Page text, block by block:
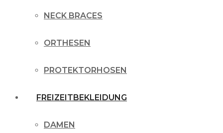
NECK BRACES
ORTHESEN
PROTEKTORHOSEN
FREIZEITBEKLEIDUNG
DAMEN